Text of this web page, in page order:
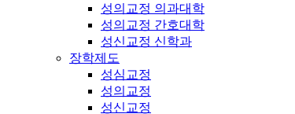
성의교정 의과대학
성의교정 간호대학
성신교정 신학과
장학제도
성심교정
성의교정
성신교정